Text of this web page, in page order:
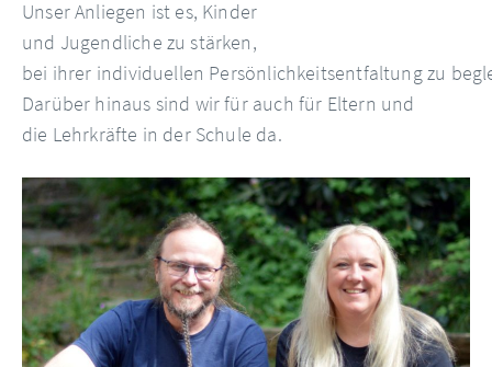
Unser Anliegen ist es, Kinder
und Jugendliche zu stärken,
bei ihrer individuellen Persönlichkeitsentfaltung zu
Darüber hinaus sind wir für auch für Eltern und
die Lehrkräfte in der Schule da.